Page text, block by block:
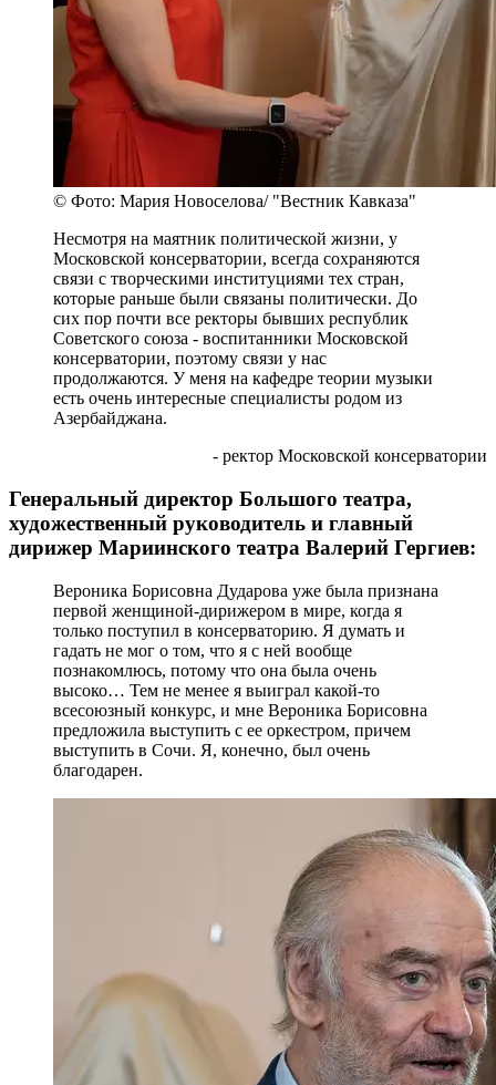
© Фото: Мария Новоселова/ "Вестник Кавказа"
Несмотря на маятник политической жизни, у
Московской консерватории, всегда сохраняются
связи с творческими институциями тех стран,
которые раньше были связаны политически. До
сих пор почти все ректоры бывших республик
Советского союза - воспитанники Московской
консерватории, поэтому связи у нас
продолжаются. У меня на кафедре теории музыки
есть очень интересные специалисты родом из
Азербайджана.
- ректор Московской консерватории
Генеральный директор Большого театра,
художественный руководитель и главный
дирижер Мариинского театра Валерий Гергиев:
Вероника Борисовна Дударова уже была признана
первой женщиной-дирижером в мире, когда я
только поступил в консерваторию. Я думать и
гадать не мог о том, что я с ней вообще
познакомлюсь, потому что она была очень
высоко… Тем не менее я выиграл какой-то
всесоюзный конкурс, и мне Вероника Борисовна
предложила выступить с ее оркестром, причем
выступить в Сочи. Я, конечно, был очень
благодарен.